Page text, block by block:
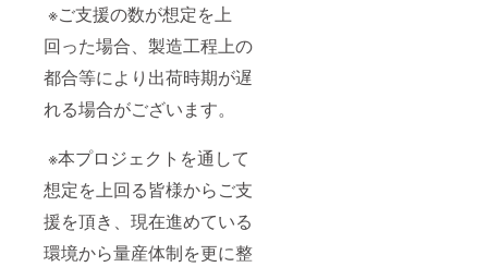
※ご支援の数が想定を上
回った場合、製造工程上の
都合等により出荷時期が遅
れる場合がございます。
※本プロジェクトを通して
想定を上回る皆様からご支
援を頂き、現在進めている
環境から量産体制を更に整